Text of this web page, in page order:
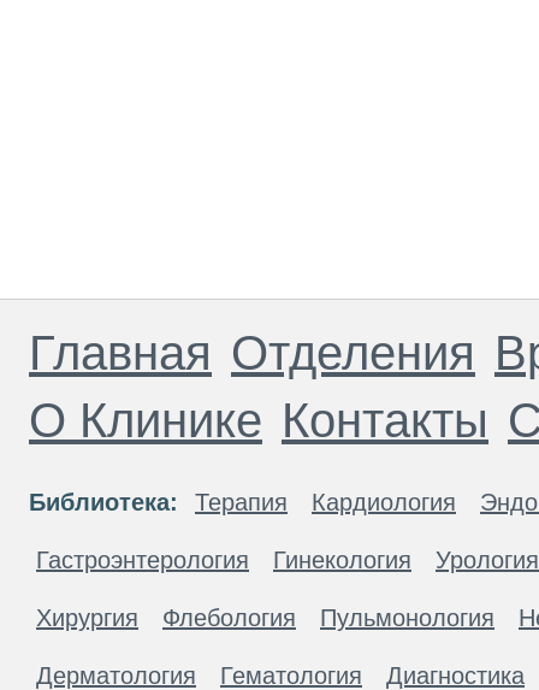
Главная Отделения
О Клинике Контакты
Библиотека: Терапия Кардиология
Гастроэнтерология Гинекология Урология
Хирургия Флебология Пульмонология
Дерматология Гематология Диагностика